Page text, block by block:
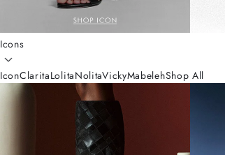
Icons
IconClaritaLolitaNolitaVickyMabelehShop All